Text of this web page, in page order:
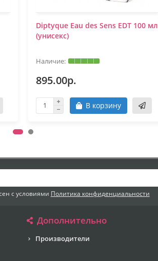
Diptyque Eau des Sens EDT 100 мл
(унисекс)
895.00р.
В корзину
с условиями Политика конфиденциальности
Дополнительно
Производители